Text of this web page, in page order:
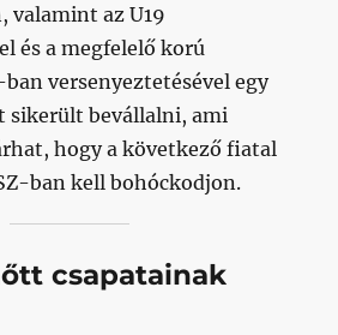
valamint az U19
és a megfelelő korú
versenyeztetésével egy
sikerült bevállalni, ami
hogy a következő fiatal
ban kell bohóckodjon.
csapatainak